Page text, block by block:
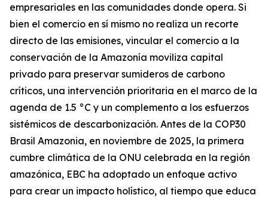
empresariales en las comunidades donde opera. Si
bien el comercio en sí mismo no realiza un recorte
directo de las emisiones, vincular el comercio a la
conservación de la Amazonía moviliza capital
privado para preservar sumideros de carbono
críticos, una intervención prioritaria en el marco de la
agenda de 1.5 °C y un complemento a los esfuerzos
sistémicos de descarbonización. Antes de la COP30
Brasil Amazonia, en noviembre de 2025, la primera
cumbre climática de la ONU celebrada en la región
amazónica, EBC ha adoptado un enfoque activo
para crear un impacto holístico, al tiempo que educa